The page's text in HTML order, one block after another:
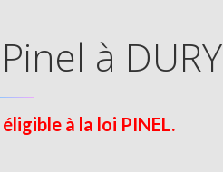
à DURY
à la loi PINEL.